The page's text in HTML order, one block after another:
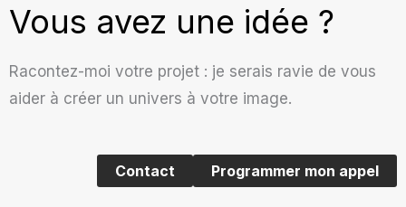
Vous avez une idée ?
Racontez-moi votre projet : je serais ravie de vous
aider à créer un univers à votre image.
Contact Programmer mon appel